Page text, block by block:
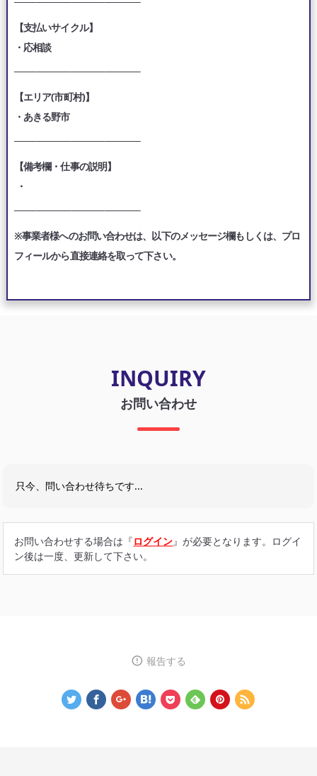
【支払いサイクル】
・応相談
【エリア(市町村)】
・あきる野市
【備考欄・仕事の説明】
・
※事業者様へのお問い合わせは、以下のメッセージ欄もしくは、プロ
フィールから直接連絡を取って下さい。
INQUIRY
お問い合わせ
只今、問い合わせ待ちです...
お問い合わせする場合は『ログイン』が必要となります。ログイ
ン後は一度、更新して下さい。
報告する